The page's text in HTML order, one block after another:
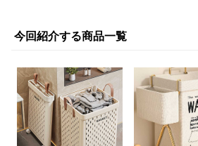
今回紹介する商品一覧